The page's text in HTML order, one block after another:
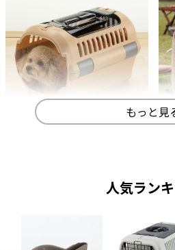
もっと見
人気ラン